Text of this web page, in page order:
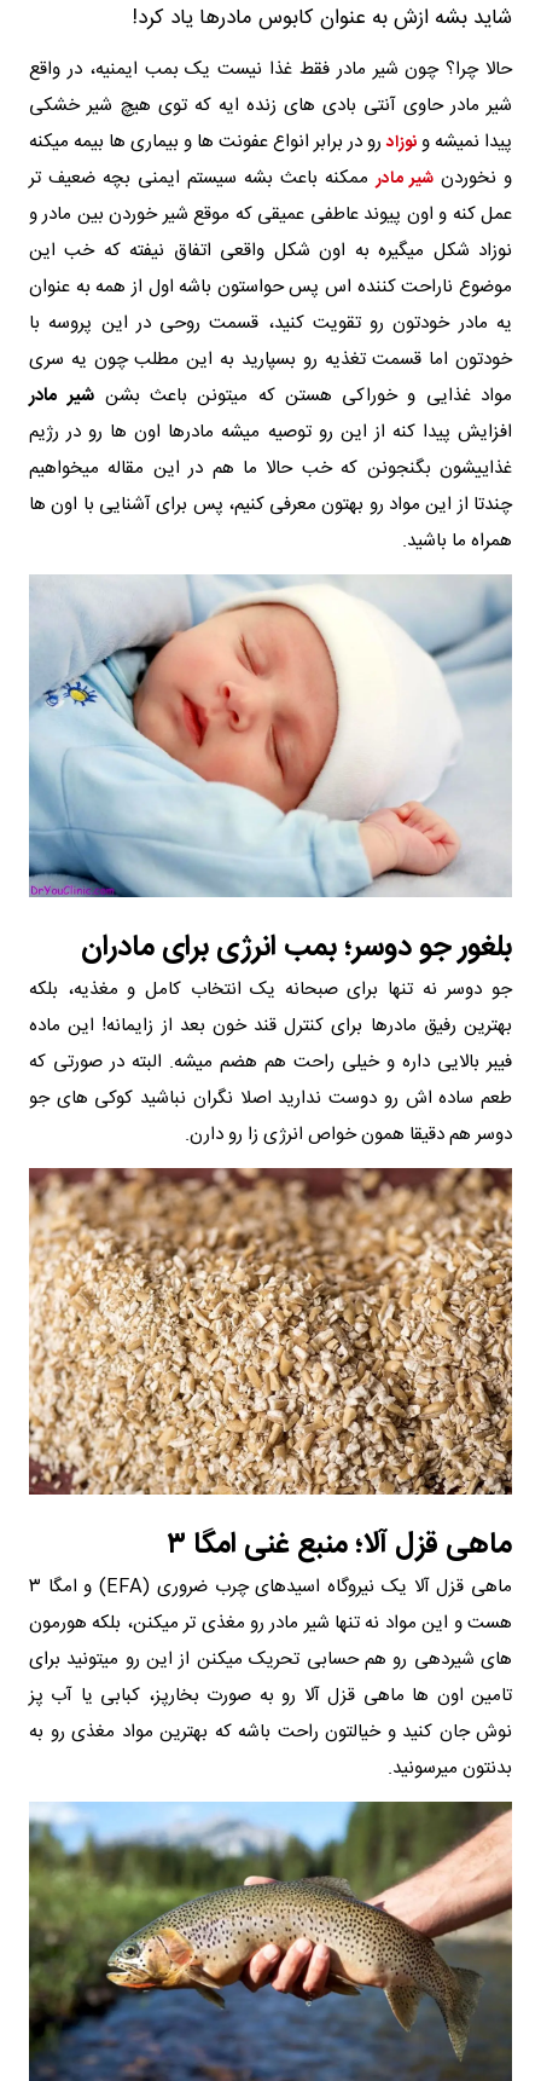
شاید بشه ازش به عنوان کابوس مادرها یاد کرد!
حالا چرا؟ چون شیر مادر فقط غذا نیست یک بمب ایمنیه، در واقع
شیر مادر حاوی آنتی‌ بادی‌ های زنده‌ ایه که توی هیچ شیر خشکی
پیدا نمیشه ونوزادرو در برابر انواع عفونت‌ ها و بیماری‌ ها بیمه میکنه
و نخوردن شیر مادرممکنه باعث بشه سیستم ایمنی بچه ضعیف‌ تر
عمل کنه و اون پیوند عاطفی عمیقی که موقع شیر خوردن بین مادر و
نوزاد شکل میگیره به اون شکل واقعی اتفاق نیفته که خب این
موضوع ناراحت کننده اس پس حواستون باشه اول از همه به عنوان
یه مادر خودتون رو تقویت کنید، قسمت روحی در این پروسه با
خودتون اما قسمت تغذیه رو بسپارید به این مطلب چون یه سری
مواد غذایی و خوراکی هستن که میتونن باعث بشن شیر مادر
افزایش پیدا کنه از این رو توصیه میشه مادرها اون ها رو در رژیم
غذاییشون بگنجونن که خب حالا ما هم در این مقاله میخواهیم
چندتا از این مواد رو بهتون معرفی کنیم، پس برای آشنایی با اون ها
همراه ما باشید.
بلغور جو دوسر؛ بمب انرژی برای مادران
جو دوسر نه تنها برای صبحانه یک انتخاب کامل و مغذیه، بلکه
بهترین رفیق مادرها برای کنترل قند خون بعد از زایمانه! این ماده
فیبر بالایی داره و خیلی راحت هم هضم میشه. البته در صورتی که
طعم ساده‌ اش رو دوست ندارید اصلا نگران نباشید کوکی‌ های جو
دوسر هم دقیقا همون خواص انرژی‌ زا رو دارن.
ماهی قزل‌ آلا؛ منبع غنی امگا ۳
ماهی قزل‌ آلا یک نیروگاه اسیدهای چرب ضروری (EFA) و امگا ۳
هست و این مواد نه تنها شیر مادر رو مغذی‌ تر میکنن، بلکه هورمون‌
های شیردهی رو هم حسابی تحریک میکنن از این رو میتونید برای
تامین اون ها ماهی قزل آلا رو به صورت بخارپز، کبابی یا آب‌ پز
نوش جان کنید و خیالتون راحت باشه که بهترین مواد مغذی رو به
بدنتون میرسونید.